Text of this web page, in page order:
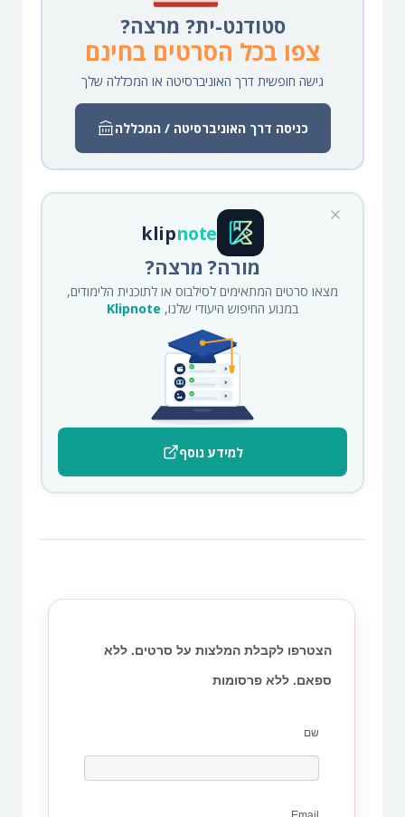
סטודנט-ית? מרצה?
צפו בכל הסרטים בחינם
גישה חופשית דרך האוניברסיטה או המכללה שלך
כניסה דרך האוניברסיטה / המכללה
klipnote
מורה? מרצה?
מצאו סרטים המתאימים לסילבוס או לתוכנית הלימודים,
במנוע החיפוש היעודי שלנו, Klipnote
למידע נוסף
הצטרפו לקבלת המלצות על סרטים. ללא
ספאם. ללא פרסומות
שם